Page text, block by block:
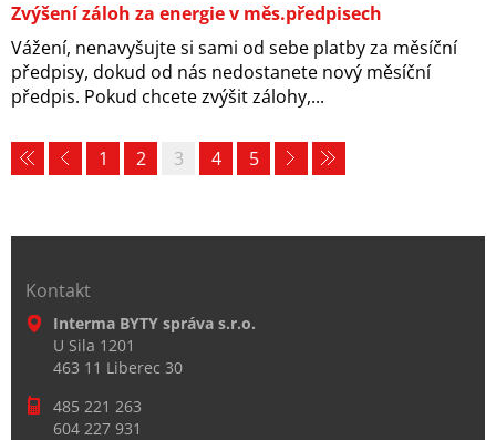
Zvýšení záloh za energie v měs.předpisech
Vážení, nenavyšujte si sami od sebe platby za měsíční
předpisy, dokud od nás nedostanete nový měsíční
předpis. Pokud chcete zvýšit zálohy,...
1 2 3 4 5
Kontakt
Interma BYTY správa s.r.o.
U Sila 1201
463 11 Liberec 30
485 221 263
604 227 931